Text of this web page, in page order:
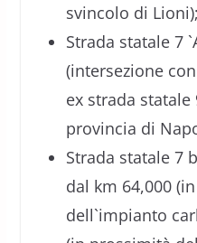
svincolo di Lioni);
Strada statale 7
(intersezione
ex strada statale
provincia di
Strada statale 7
dal km 64,000
dell`impianto